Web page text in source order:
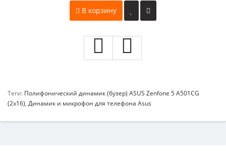
В корзину
Теги: Полифонический динамик (бузер) ASUS Zenfone 5 A501CG
(2x16), Динамик и микрофон для телефона Asus